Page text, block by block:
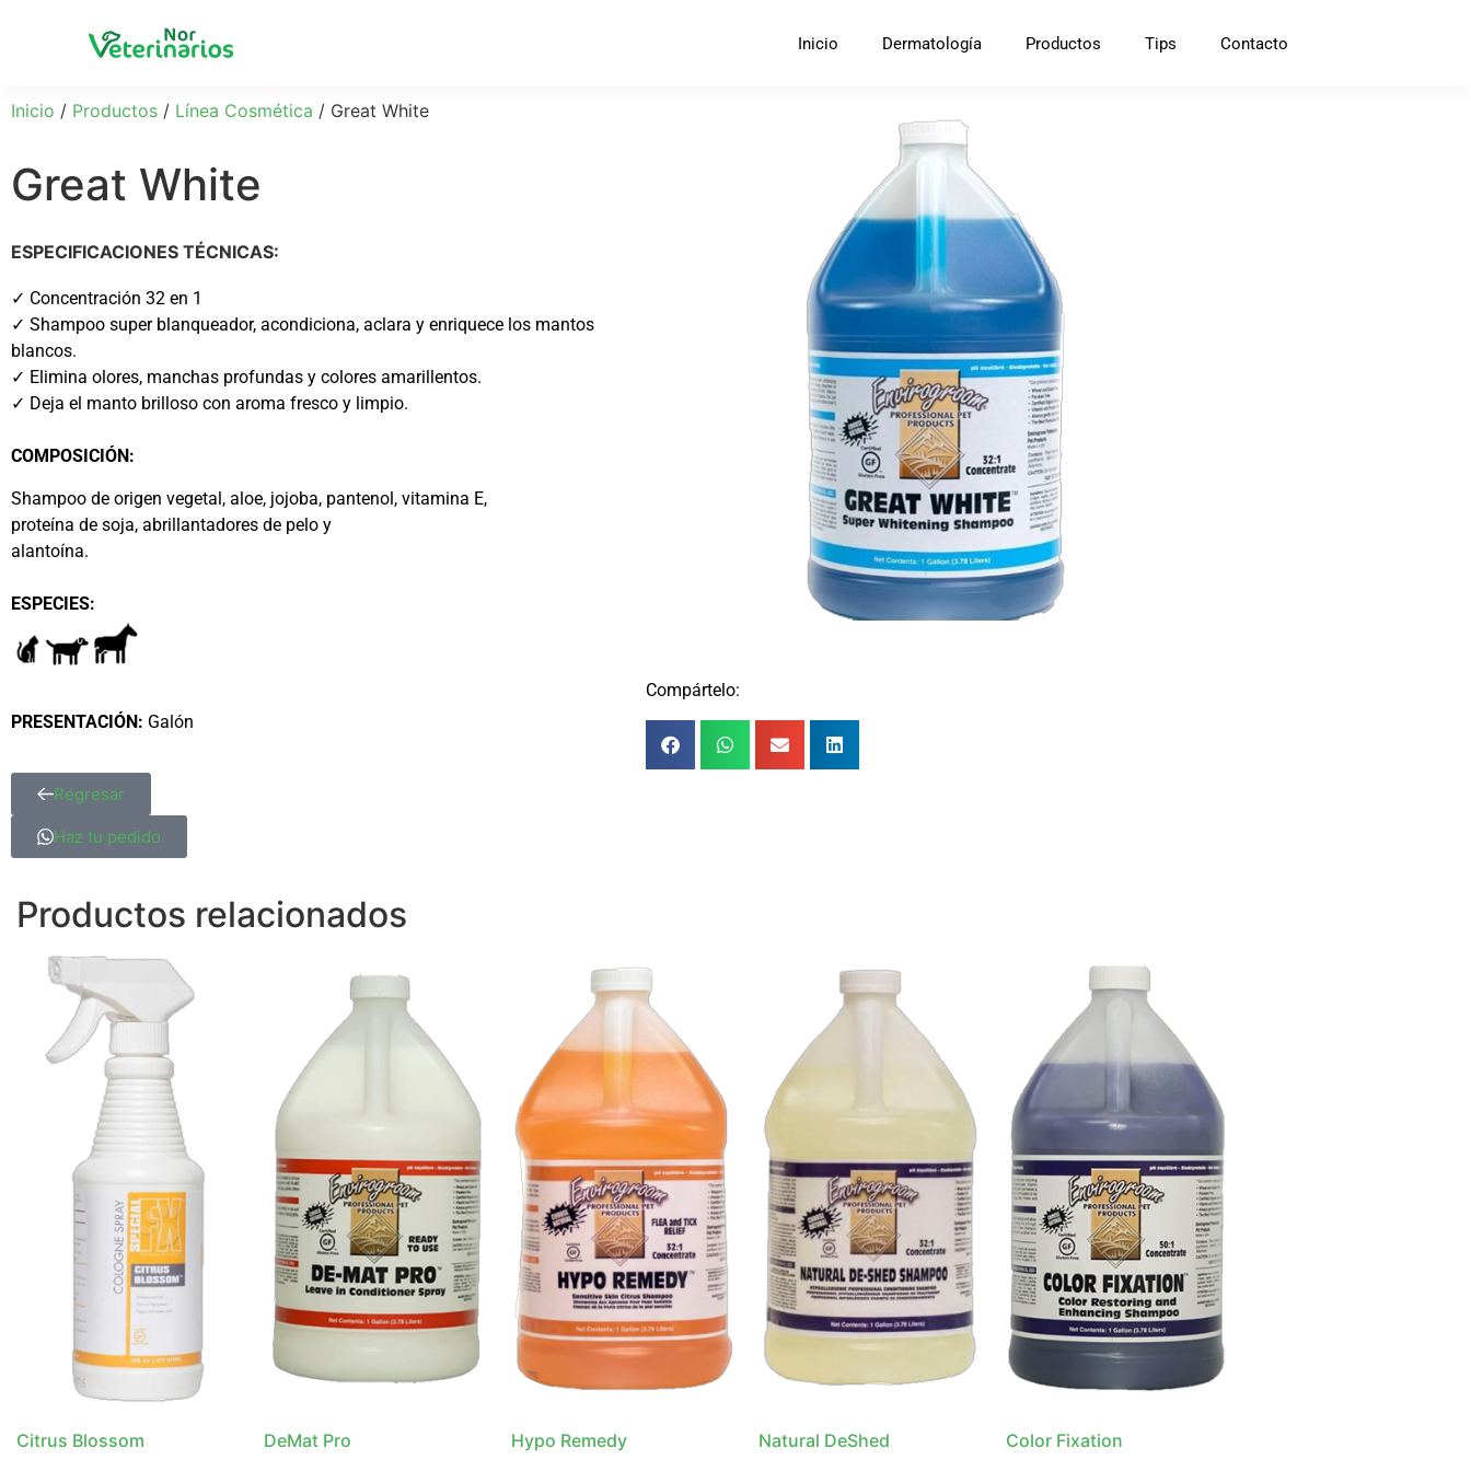
Inicio Dermatología Productos Tips Contacto
Inicio / Productos / Línea Cosmética / Great White
Great White
ESPECIFICACIONES TÉCNICAS:
✓ Concentración 32 en 1
✓ Shampoo super blanqueador, acondiciona, aclara y enriquece los mantos
blancos.
✓ Elimina olores, manchas profundas y colores amarillentos.
✓ Deja el manto brilloso con aroma fresco y limpio.
COMPOSICIÓN:
Shampoo de origen vegetal, aloe, jojoba, pantenol, vitamina E,
proteína de soja, abrillantadores de pelo y
alantoína.
ESPECIES:
PRESENTACIÓN: Galón
Regresar
Haz tu pedido
Compártelo:
Productos relacionados
Citrus Blossom DeMat Pro Hypo Remedy Natural DeShed Color Fixation